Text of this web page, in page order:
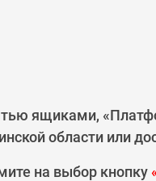
ящиками,
области или
на выбор кнопку